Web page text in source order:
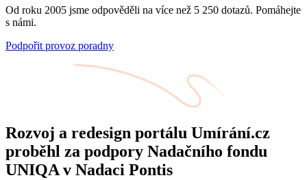
Od roku 2005 jsme odpověděli na více než 5 250 dotazů. Pomáhejte
s námi.
Podpořit provoz poradny
Rozvoj a redesign portálu Umírání.cz
proběhl za podpory Nadačního fondu
UNIQA v Nadaci Pontis